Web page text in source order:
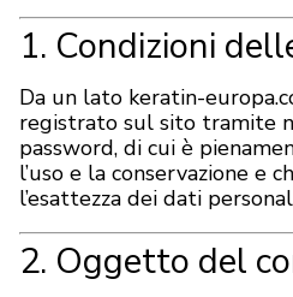
MARCHE
Consegna e Pagamento
Domande frequenti
Contatti
Recensioni
1. Condizioni
Da un lato keratin-
registrato sul sito tramite
password, di cui è
l’uso e la conservazione e
l’esattezza dei dati
2. Oggetto del